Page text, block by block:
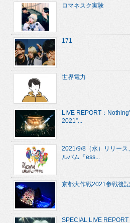
ロマネスク実験
171
世界電力
LIVE REPORT：
2021”...
2021/9/8（水）リリース
ルバム『ess...
京都大作戦2021参戦後記
SPECIAL LIVE